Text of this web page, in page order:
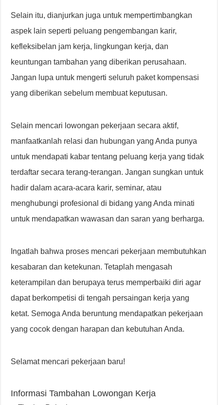
Selain itu, dianjurkan juga untuk mempertimbangkan
aspek lain seperti peluang pengembangan karir,
kefleksibelan jam kerja, lingkungan kerja, dan
keuntungan tambahan yang diberikan perusahaan.
Jangan lupa untuk mengerti seluruh paket kompensasi
yang diberikan sebelum membuat keputusan.
Selain mencari lowongan pekerjaan secara aktif,
manfaatkanlah relasi dan hubungan yang Anda punya
untuk mendapati kabar tentang peluang kerja yang tidak
terdaftar secara terang-terangan. Jangan sungkan untuk
hadir dalam acara-acara karir, seminar, atau
menghubungi profesional di bidang yang Anda minati
untuk mendapatkan wawasan dan saran yang berharga.
Ingatlah bahwa proses mencari pekerjaan membutuhkan
kesabaran dan ketekunan. Tetaplah mengasah
keterampilan dan berupaya terus memperbaiki diri agar
dapat berkompetisi di tengah persaingan kerja yang
ketat. Semoga Anda beruntung mendapatkan pekerjaan
yang cocok dengan harapan dan kebutuhan Anda.
Selamat mencari pekerjaan baru!
Informasi Tambahan Lowongan Kerja